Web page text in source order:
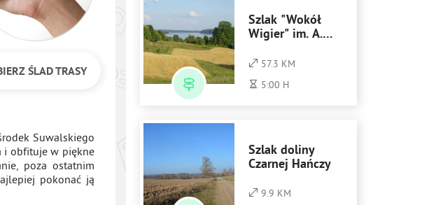
ŚLAD TRASY
Suwalskiego
i obfituje w piękne
poza ostatnim
pokonać ją
Szlak "Wokół
Wigier" im. A.
57.3 KM
5:00 H
Szlak doliny
Czarnej Hańczy
9.9 KM